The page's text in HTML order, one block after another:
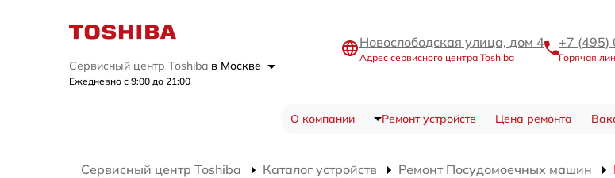
Сервисный центр Toshiba в Москве
Ежедневно с 9:00 до 21:00
Новослободская улица, дом 4
Адрес сервисного центра Toshiba
+7
Горячая
О компании Ремонт устройств Цена ремонта
Сервисный центр Toshiba Каталог устройств Ремонт Посудомоечных машин